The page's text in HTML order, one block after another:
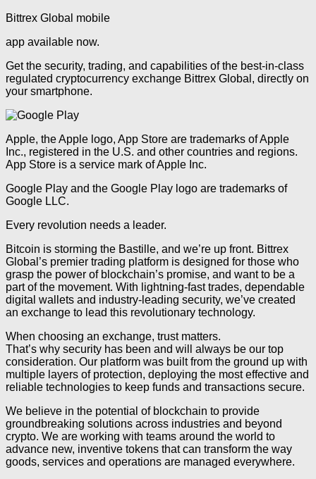
Bittrex Global mobile
app available now.
Get the security, trading, and capabilities of the best-in-class
regulated cryptocurrency exchange Bittrex Global, directly on
your smartphone.
Apple, the Apple logo, App Store are trademarks of Apple
Inc., registered in the U.S. and other countries and regions.
App Store is a service mark of Apple Inc.
Google Play and the Google Play logo are trademarks of
Google LLC.
Every revolution needs a leader.
Bitcoin is storming the Bastille, and we’re up front. Bittrex
Global’s premier trading platform is designed for those who
grasp the power of blockchain’s promise, and want to be a
part of the movement. With lightning-fast trades, dependable
digital wallets and industry-leading security, we’ve created
an exchange to lead this revolutionary technology.
When choosing an exchange, trust matters.
That’s why security has been and will always be our top
consideration. Our platform was built from the ground up with
multiple layers of protection, deploying the most effective and
reliable technologies to keep funds and transactions secure.
We believe in the potential of blockchain to provide
groundbreaking solutions across industries and beyond
crypto. We are working with teams around the world to
advance new, inventive tokens that can transform the way
goods, services and operations are managed everywhere.